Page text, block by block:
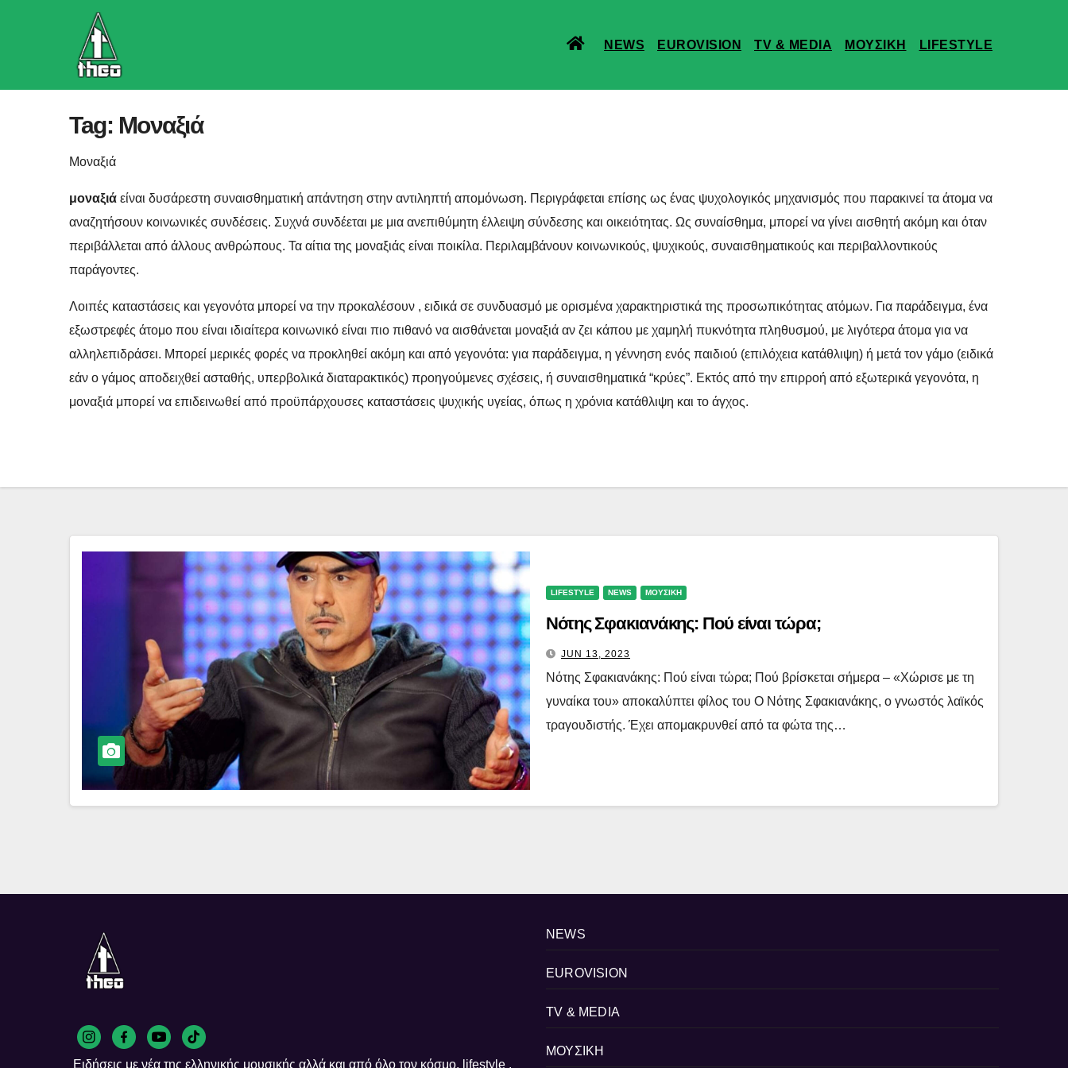
NEWS EUROVISION TV & MEDIA ΜΟΥΣΙΚΗ LIFESTYLE
Tag: Μοναξιά
Μοναξιά
μοναξιά είναι δυσάρεστη συναισθηματική απάντηση στην αντιληπτή απομόνωση. Περιγράφεται επίσης ως ένας ψυχολογικός μηχανισμός που παρακινεί τα άτομα να
αναζητήσουν κοινωνικές συνδέσεις. Συχνά συνδέεται με μια ανεπιθύμητη έλλειψη σύνδεσης και οικειότητας. Ως συναίσθημα, μπορεί να γίνει αισθητή ακόμη και όταν
περιβάλλεται από άλλους ανθρώπους. Τα αίτια της μοναξιάς είναι ποικίλα. Περιλαμβάνουν κοινωνικούς, ψυχικούς, συναισθηματικούς και περιβαλλοντικούς
παράγοντες.
Λοιπές καταστάσεις και γεγονότα μπορεί να την προκαλέσουν , ειδικά σε συνδυασμό με ορισμένα χαρακτηριστικά της προσωπικότητας ατόμων. Για παράδειγμα, ένα
εξωστρεφές άτομο που είναι ιδιαίτερα κοινωνικό είναι πιο πιθανό να αισθάνεται μοναξιά αν ζει κάπου με χαμηλή πυκνότητα πληθυσμού, με λιγότερα άτομα για να
αλληλεπιδράσει. Μπορεί μερικές φορές να προκληθεί ακόμη και από γεγονότα: για παράδειγμα, η γέννηση ενός παιδιού (επιλόχεια κατάθλιψη) ή μετά τον γάμο (ειδικά
εάν ο γάμος αποδειχθεί ασταθής, υπερβολικά διαταρακτικός) προηγούμενες σχέσεις, ή συναισθηματικά “κρύες”. Εκτός από την επιρροή από εξωτερικά γεγονότα, η
μοναξιά μπορεί να επιδεινωθεί από προϋπάρχουσες καταστάσεις ψυχικής υγείας, όπως η χρόνια κατάθλιψη και το άγχος.
LIFESTYLE NEWS ΜΟΥΣΙΚΗ
Νότης Σφακιανάκης: Πού είναι τώρα;
JUN 13, 2023
Νότης Σφακιανάκης: Πού είναι τώρα; Πού βρίσκεται σήμερα – «Χώρισε με τη
γυναίκα του» αποκαλύπτει φίλος του Ο Νότης Σφακιανάκης, ο γνωστός λαϊκός
τραγουδιστής. Έχει απομακρυνθεί από τα φώτα της…
Ειδήσεις με νέα της ελληνικής μουσικής αλλά και από όλο τον κόσμο. lifestyle ,
NEWS
EUROVISION
TV & MEDIA
ΜΟΥΣΙΚΗ